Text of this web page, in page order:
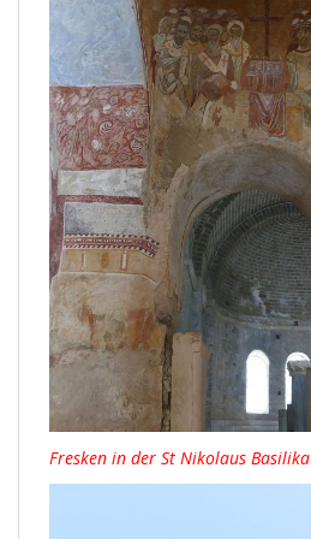
Fresken in der St Nikolaus Basilika